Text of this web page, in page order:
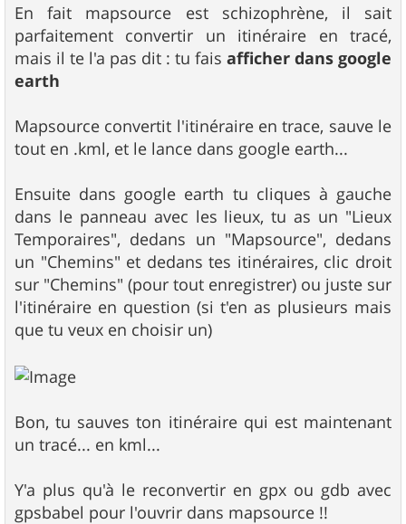
En fait mapsource est schizophrène, il sait
parfaitement convertir un itinéraire en tracé,
mais il te l'a pas dit : tu fais afficher dans google
earth
Mapsource convertit l'itinéraire en trace, sauve le
tout en .kml, et le lance dans google earth...
Ensuite dans google earth tu cliques à gauche
dans le panneau avec les lieux, tu as un "Lieux
Temporaires", dedans un "Mapsource", dedans
un "Chemins" et dedans tes itinéraires, clic droit
sur "Chemins" (pour tout enregistrer) ou juste sur
l'itinéraire en question (si t'en as plusieurs mais
que tu veux en choisir un)
Bon, tu sauves ton itinéraire qui est maintenant
un tracé... en kml...
Y'a plus qu'à le reconvertir en gpx ou gdb avec
gpsbabel pour l'ouvrir dans mapsource !!